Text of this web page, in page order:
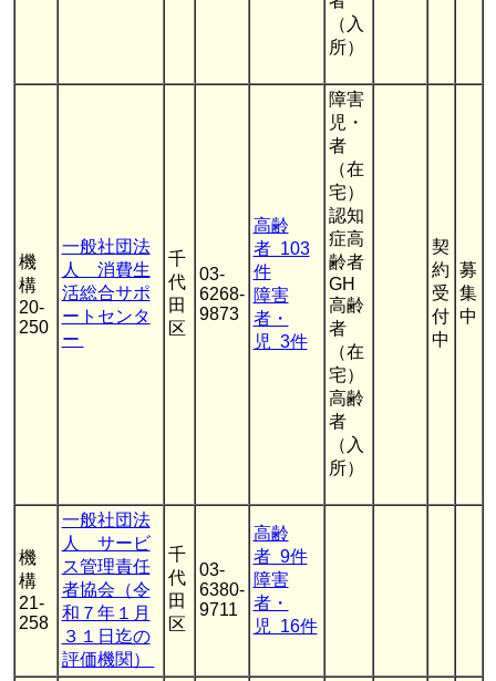
（入
所）
機
構
20-
250
一般社団法
人 消費生
活総合サポ
ートセンタ
ー
千
代
田
区
03-
6268-
9873
高齢
者 103
件
障害
者・
児 3件
障害
児・
者
（在
宅）
認知
症高
齢者
GH
高齢
者
（在
宅）
高齢
者
（入
所）
契
約
受
付
中
募
集
中
機
構
21-
258
一般社団法
人 サービ
ス管理責任
者協会（令
和７年１月
３１日迄の
評価機関）
千
代
田
区
03-
6380-
9711
高齢
者 9件
障害
者・
児 16件